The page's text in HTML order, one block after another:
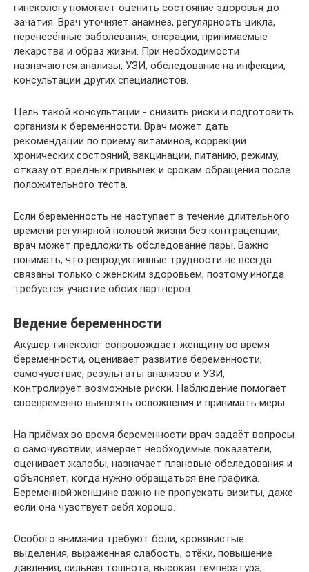
гинекологу помогает оценить состояние здоровья до
зачатия. Врач уточняет анамнез, регулярность цикла,
перенесённые заболевания, операции, принимаемые
лекарства и образ жизни. При необходимости
назначаются анализы, УЗИ, обследование на инфекции,
консультации других специалистов.
Цель такой консультации - снизить риски и подготовить
организм к беременности. Врач может дать
рекомендации по приёму витаминов, коррекции
хронических состояний, вакцинации, питанию, режиму,
отказу от вредных привычек и срокам обращения после
положительного теста.
Если беременность не наступает в течение длительного
времени регулярной половой жизни без контрацепции,
врач может предложить обследование пары. Важно
понимать, что репродуктивные трудности не всегда
связаны только с женским здоровьем, поэтому иногда
требуется участие обоих партнёров.
Ведение беременности
Акушер-гинеколог сопровождает женщину во время
беременности, оценивает развитие беременности,
самочувствие, результаты анализов и УЗИ,
контролирует возможные риски. Наблюдение помогает
своевременно выявлять осложнения и принимать меры.
На приёмах во время беременности врач задаёт вопросы
о самочувствии, измеряет необходимые показатели,
оценивает жалобы, назначает плановые обследования и
объясняет, когда нужно обращаться вне графика.
Беременной женщине важно не пропускать визиты, даже
если она чувствует себя хорошо.
Особого внимания требуют боли, кровянистые
выделения, выраженная слабость, отёки, повышение
давления, сильная тошнота, высокая температура,